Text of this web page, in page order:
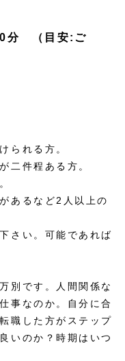
分 （目安:ご
られる方。
二件程ある方。
あるなど2人以上の
さい。可能であれば
別です。人間関係な
事なのか。自分に合
職した方がステップ
いのか？時期はいつ